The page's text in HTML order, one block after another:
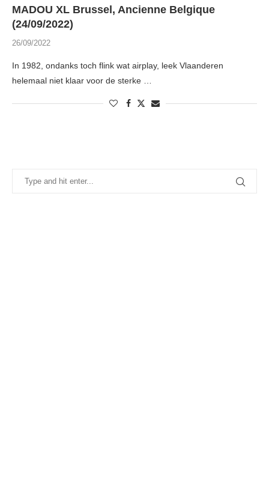
MADOU XL Brussel, Ancienne Belgique
(24/09/2022)
26/09/2022
In 1982, ondanks toch flink wat airplay, leek Vlaanderen
helemaal niet klaar voor de sterke …